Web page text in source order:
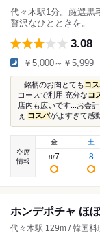
代々木駅1分。厳選黒
贅沢なひとときを。
3.08
￥5,000～￥5,999
...銘柄のお肉とてもコ
コースで利用 充分なコ
店内も広いです...お会
ぇ コスパがよすぎて感
空席
情報
金
8/7
土
8
ホンデポチャ ほ
代々木駅 129m / 韓国料